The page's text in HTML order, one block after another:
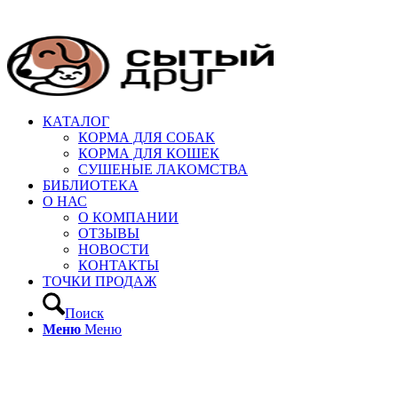
КАТАЛОГ
КОРМА ДЛЯ СОБАК
КОРМА ДЛЯ КОШЕК
СУШЕНЫЕ ЛАКОМСТВА
БИБЛИОТЕКА
О НАС
О КОМПАНИИ
ОТЗЫВЫ
НОВОСТИ
КОНТАКТЫ
ТОЧКИ ПРОДАЖ
Поиск
Меню Меню